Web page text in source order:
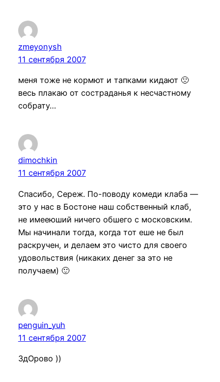
zmeyonysh
11 сентября 2007
меня тоже не кормют и тапками кидают 🙁
весь плакаю от состраданья к несчастному
собрату…
dimochkin
11 сентября 2007
Спасибо, Сереж. По-поводу комеди клаба —
это у нас в Бостоне наш собственный клаб,
не имееюший ничего обшего с московским.
Мы начинали тогда, когда тот еше не был
раскручен, и делаем это чисто для своего
удовольствия (никаких денег за это не
получаем) 🙂
penguin_yuh
11 сентября 2007
ЗдОрово ))